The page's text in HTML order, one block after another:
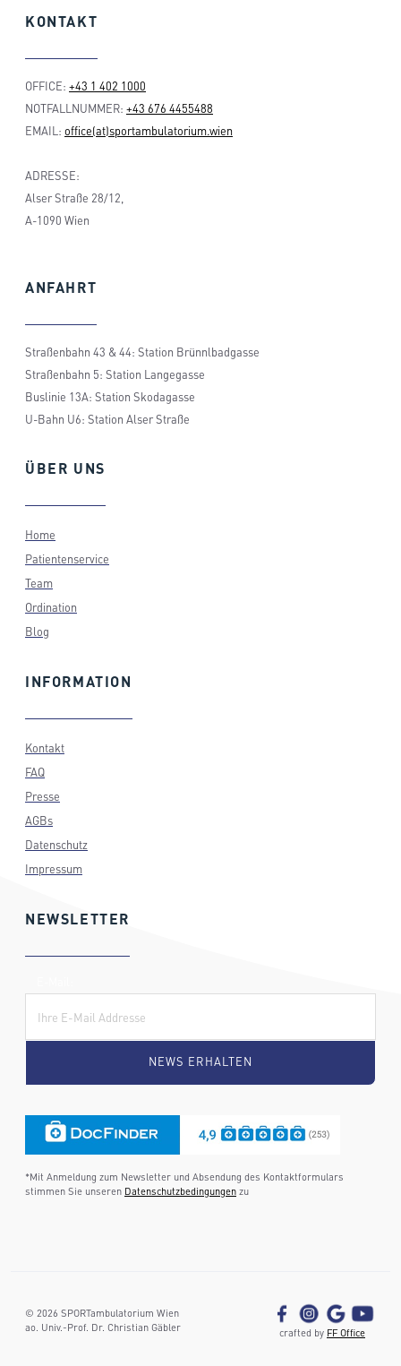
KONTAKT
OFFICE: +43 1 402 1000
NOTFALLNUMMER: +43 676 4455488
EMAIL: office(at)sportambulatorium.wien
ADRESSE:
Alser Straße 28/12,
A-1090 Wien
ANFAHRT
Straßenbahn 43 & 44: Station Brünnlbadgasse
Straßenbahn 5: Station Langegasse
Buslinie 13A: Station Skodagasse
U-Bahn U6: Station Alser Straße
ÜBER UNS
Home
Patientenservice
Team
Ordination
Blog
INFORMATION
Kontakt
FAQ
Presse
AGBs
Datenschutz
Impressum
NEWSLETTER
*Mit Anmeldung zum Newsletter und Absendung des Kontaktformulars
stimmen Sie unseren Datenschutzbedingungen zu
© 2026 SPORTambulatorium Wien
ao. Univ.-Prof. Dr. Christian Gäbler
crafted by FF Office